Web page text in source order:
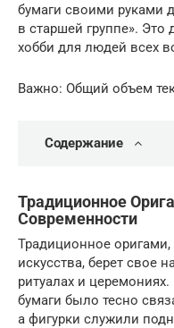
бумаги своими руками
в старшей группе».
хобби для людей всех
Важно: Общий объем
Содержание
Традиционное
Современности
Традиционное
искусства, берет свое
ритуалах и
бумаги было тесно
а фигурки служили